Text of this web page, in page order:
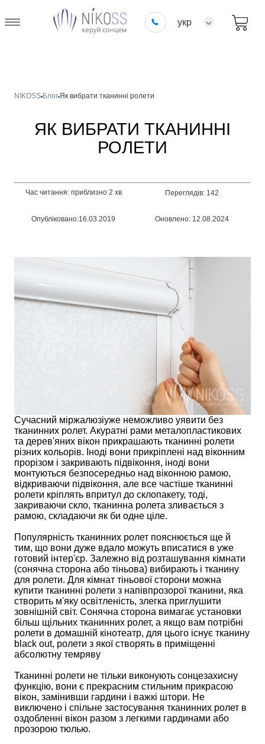
укр
NIKOSS Блог Як вибрати тканинні ролети
ЯК ВИБРАТИ ТКАНИННІ
РОЛЕТИ
Час читання: приблизно 2 хв Переглядів: 142
Опубліковано:16.03.2019 Оновлено: 12.08.2024
Сучасний міржалюзіуже неможливо уявити без
тканинних ролет. Акуратні рами металопластикових
та дерев'яних вікон прикрашають тканинні ролети
різних кольорів. Іноді вони прикріплені над віконним
прорізом і закривають підвіконня, іноді вони
монтуються безпосередньо над віконною рамою,
відкриваючи підвіконня, але все частіше тканинні
ролети кріплять впритул до склопакету, тоді,
закриваючи скло, тканинна ролета зливається з
рамою, складаючи як би одне ціле.
Популярність тканинних ролет пояснюється ще й
тим, що вони дуже вдало можуть вписатися в уже
готовий інтер'єр. Залежно від розташування кімнати
(сонячна сторона або тіньова) вибирають і тканину
для ролети. Для кімнат тіньової сторони можна
купити тканинні ролети з напівпрозорої тканини, яка
створить м'яку освітленість, злегка приглушити
зовнішній світ. Сонячна сторона вимагає установки
більш щільних тканинних ролет, а якщо вам потрібні
ролети в домашній кінотеатр, для цього існує тканину
black out, ролети з якої створять в приміщенні
абсолютну темряву
Тканинні ролети не тільки виконують сонцезахисну
функцію, вони є прекрасним стильним прикрасою
вікон, замінивши гардини і важкі штори. Не
виключено і спільне застосування тканинних ролет в
оздобленні вікон разом з легкими гардинами або
прозорою тюлью.